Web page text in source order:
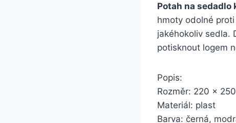
Potah na sedadlo
hmoty odolné
jakéhokoliv sedla.
potisknout logem
Popis:
Rozměr: 220 x
Materiál: plast
Barva: černá,